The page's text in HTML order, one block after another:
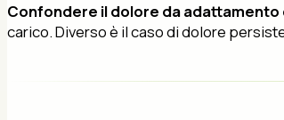
Confondere il dolore da
carico. Diverso è il caso di dolore